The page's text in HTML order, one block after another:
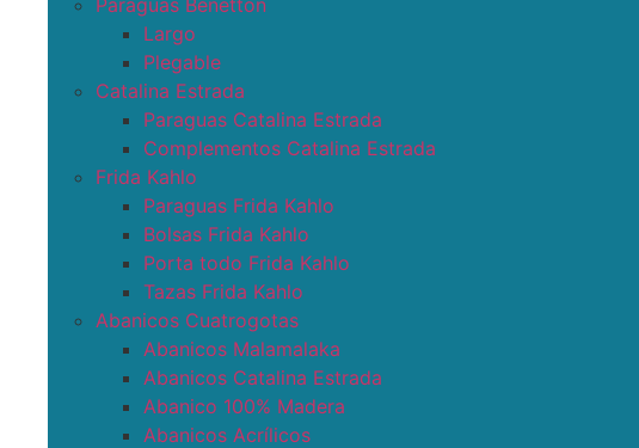
Paraguas Benetton
Largo
Plegable
Catalina Estrada
Paraguas Catalina Estrada
Complementos Catalina Estrada
Frida Kahlo
Paraguas Frida Kahlo
Bolsas Frida Kahlo
Porta todo Frida Kahlo
Tazas Frida Kahlo
Abanicos Cuatrogotas
Abanicos Malamalaka
Abanicos Catalina Estrada
Abanico 100% Madera
Abanicos Acrílicos